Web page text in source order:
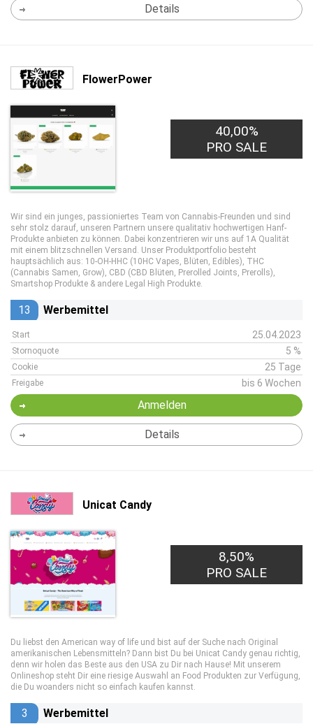
Details
FlowerPower
40,00%
PRO SALE
Wir sind ein junges, passioniertes Team von Cannabis-Freunden und sind
sehr stolz darauf, unseren Partnern unsere qualitativ hochwertigen Hanf-
Produkte anbieten zu können. Dabei konzentrieren wir uns auf 1A Qualität
mit einem blitzschnellen Versand. Unser Produktportfolio besteht
hauptsächlich aus: 10-OH-HHC (10HC Vapes, Blüten, Edibles), THC
(Cannabis Samen, Grow), CBD (CBD Blüten, Prerolled Joints, Prerolls),
Smartshop Produkte & andere Legal High Produkte.
13 Werbemittel
Start 25.04.2023
Stornoquote 5 %
Cookie 25 Tage
Freigabe bis 6 Wochen
Anmelden
Details
Unicat Candy
8,50%
PRO SALE
Du liebst den American way of life und bist auf der Suche nach Original
amerikanischen Lebensmitteln? Dann bist Du bei Unicat Candy genau richtig,
denn wir holen das Beste aus den USA zu Dir nach Hause! Mit unserem
Onlineshop steht Dir eine riesige Auswahl an Food Produkten zur Verfügung,
die Du woanders nicht so einfach kaufen kannst.
3 Werbemittel